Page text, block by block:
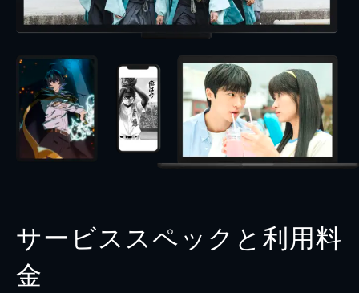
サービススペックと利用料
金